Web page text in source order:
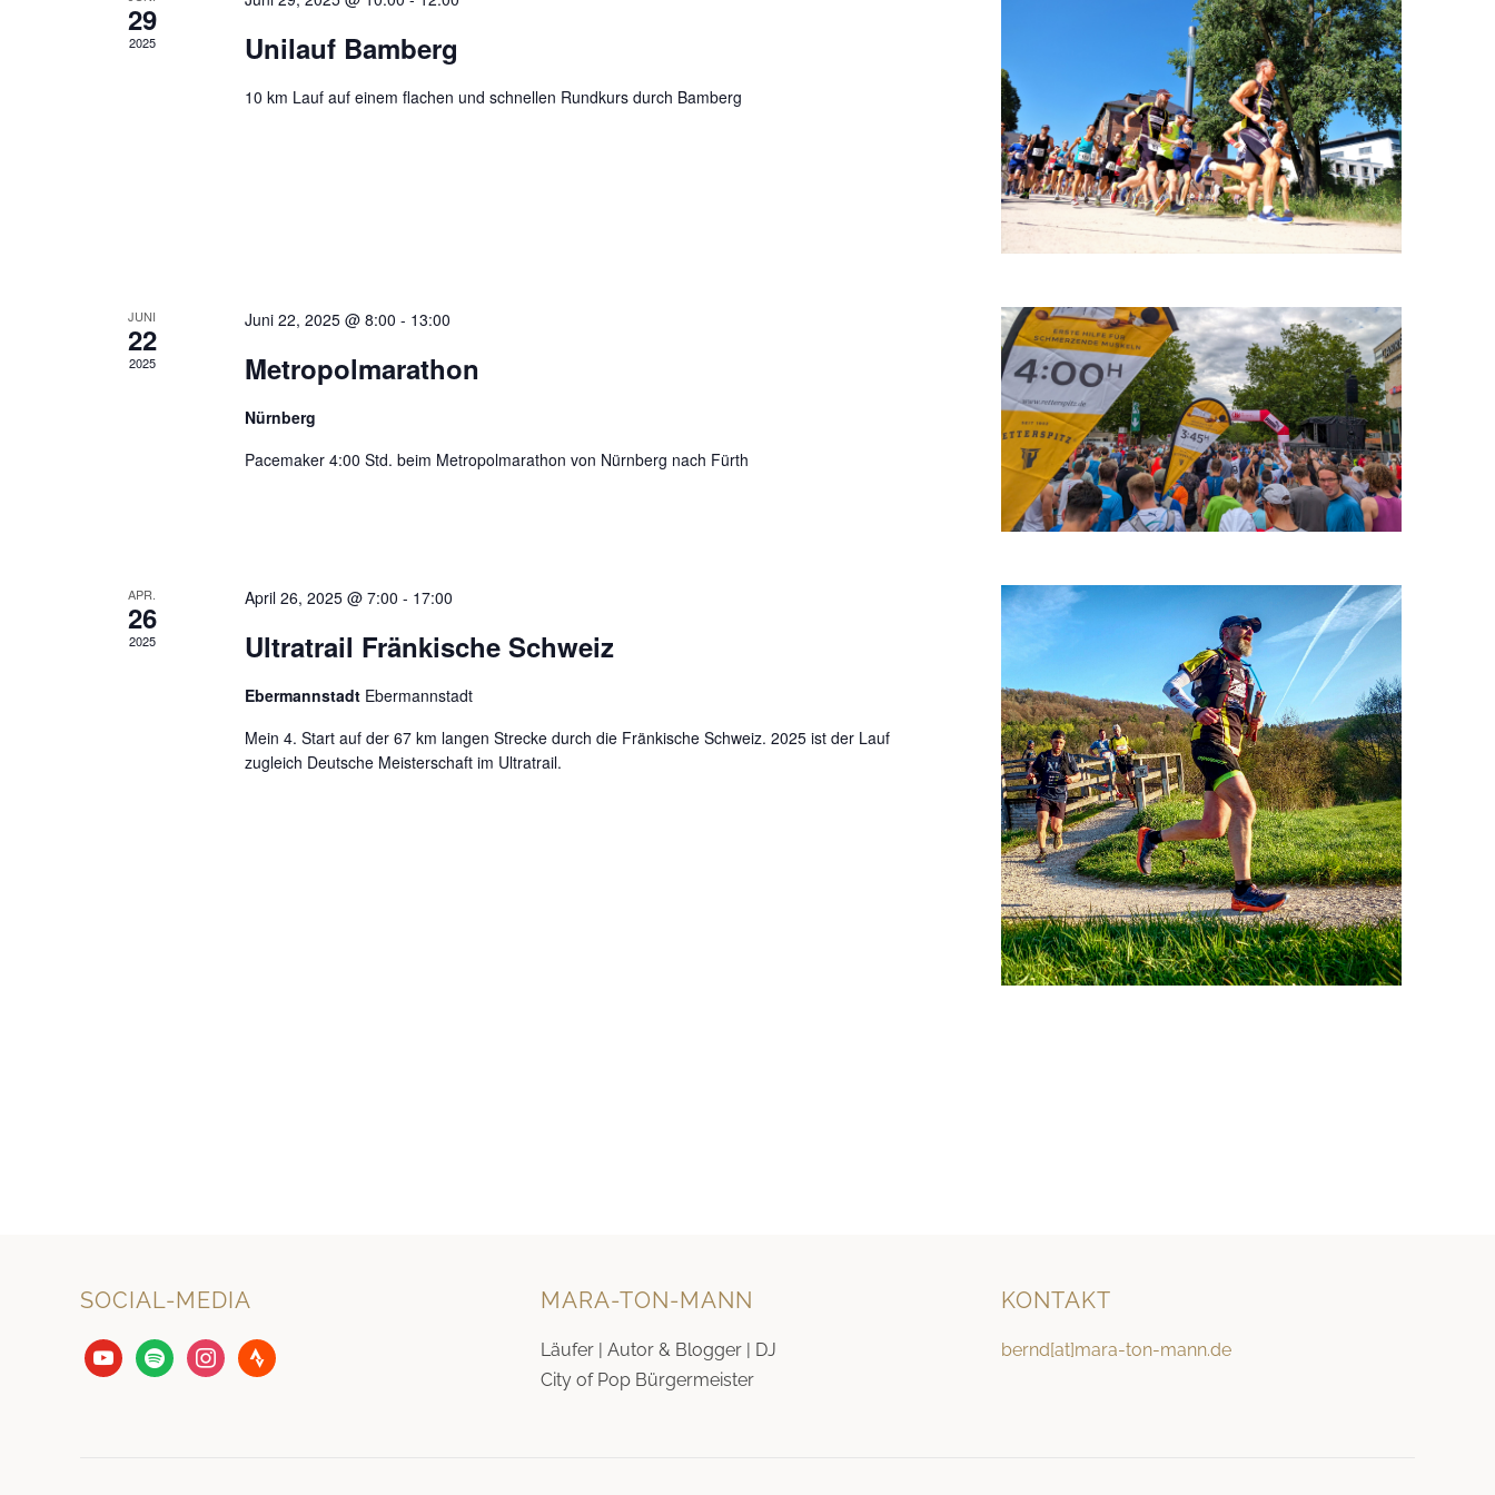
29
2025 Unilauf Bamberg
10 km Lauf auf einem flachen und schnellen Rundkurs durch Bamberg
JUNI
22
2025
Juni 22, 2025 @ 8:00 - 13:00
Metropolmarathon
Nürnberg
Pacemaker 4:00 Std. beim Metropolmarathon von Nürnberg nach Fürth
APR.
26
2025
April 26, 2025 @ 7:00 - 17:00
Ultratrail Fränkische Schweiz
Ebermannstadt Ebermannstadt
Mein 4. Start auf der 67 km langen Strecke durch die Fränkische Schweiz. 2025 ist der Lauf
zugleich Deutsche Meisterschaft im Ultratrail.
SOCIAL-MEDIA
youtubespotifyinstagram
strava
MARA-TON-MANN
Läufer | Autor & Blogger | DJ
City of Pop Bürgermeister
KONTAKT
bernd[at]mara-ton-mann.de